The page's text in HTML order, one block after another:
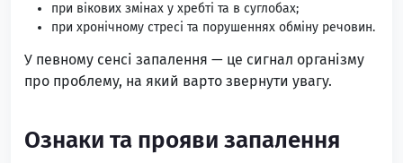
при вікових змінах у хребті та в суглобах;
при хронічному стресі та порушеннях обміну речовин.
У певному сенсі запалення — це сигнал організму
про проблему, на який варто звернути увагу.
Ознаки та прояви запалення